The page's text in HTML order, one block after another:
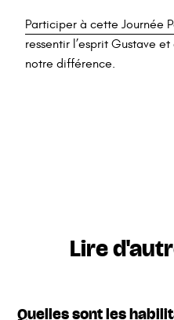
Participer à cette Journée
ressentir l’esprit Gustave
notre différence.
Lire
Quelles sont les